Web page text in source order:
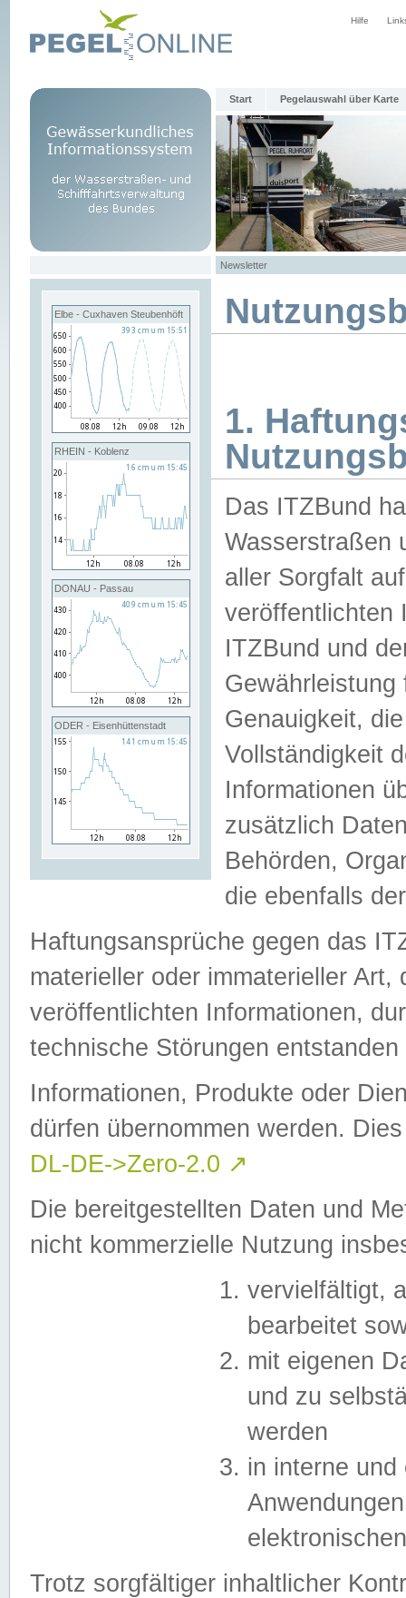
Hilfe
Start Pegelauswahl über Karte
Newsletter
Elbe - Cuxhaven Steubenhöft
RHEIN - Koblenz
DONAU - Passau
ODER - Eisenhüttenstadt
1.
Das ITZBund
Wasserstraßen
aller Sorgfalt
veröffentlichten
ITZBund und
Genauigkeit,
Vollständigkeit
Informationen
zusätzlich
Behörden,
die ebenfalls
Haftungsansprüche gegen das
materieller oder immaterieller
veröffentlichten Informationen,
technische Störungen
Informationen, Produkte oder
dürfen übernommen werden.
DL-DE->Zero-2.0 ↗
Die bereitgestellten Daten und
nicht kommerzielle Nutzung
vervielfältigt,
bearbeitet
mit eigenen
und zu
werden
in interne
Trotz sorgfältiger inhaltlicher